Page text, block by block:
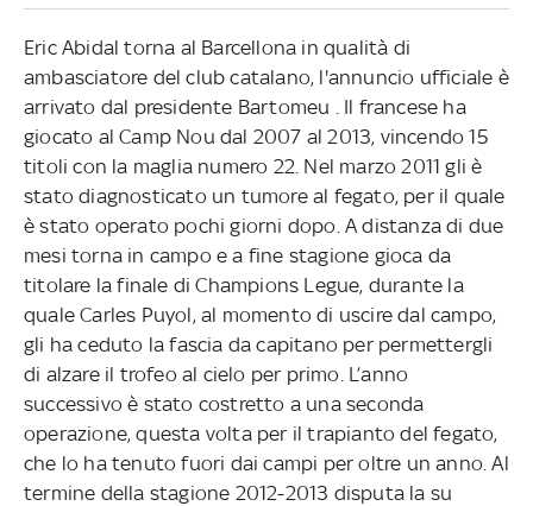
Eric Abidal torna al Barcellona in qualità di
ambasciatore del club catalano, l'annuncio ufficiale è
arrivato dal presidente Bartomeu . Il francese ha
giocato al Camp Nou dal 2007 al 2013, vincendo 15
titoli con la maglia numero 22. Nel marzo 2011 gli è
stato diagnosticato un tumore al fegato, per il quale
è stato operato pochi giorni dopo. A distanza di due
mesi torna in campo e a fine stagione gioca da
titolare la finale di Champions Legue, durante la
quale Carles Puyol, al momento di uscire dal campo,
gli ha ceduto la fascia da capitano per permettergli
di alzare il trofeo al cielo per primo. L’anno
successivo è stato costretto a una seconda
operazione, questa volta per il trapianto del fegato,
che lo ha tenuto fuori dai campi per oltre un anno. Al
termine della stagione 2012-2013 disputa la su